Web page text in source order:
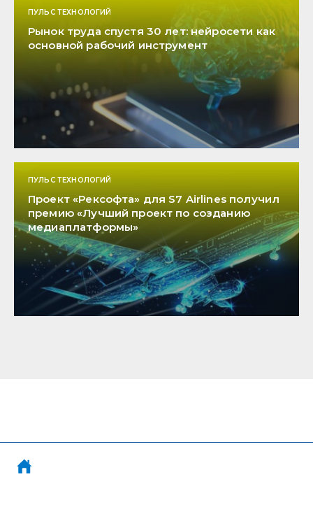
ПУЛЬС ТЕХНОЛОГИЙ
Рынок труда спустя 30 лет: нейросети как
основной рабочий инструмент
ПУЛЬС ТЕХНОЛОГИЙ
Проект «Рексофта» для S7 Airlines получил
премию «Лучший проект по созданию
медиаплатформы»